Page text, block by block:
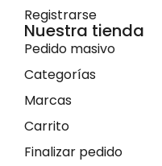
Registrarse
Nuestra tienda
Pedido masivo
Categorías
Marcas
Carrito
Finalizar pedido